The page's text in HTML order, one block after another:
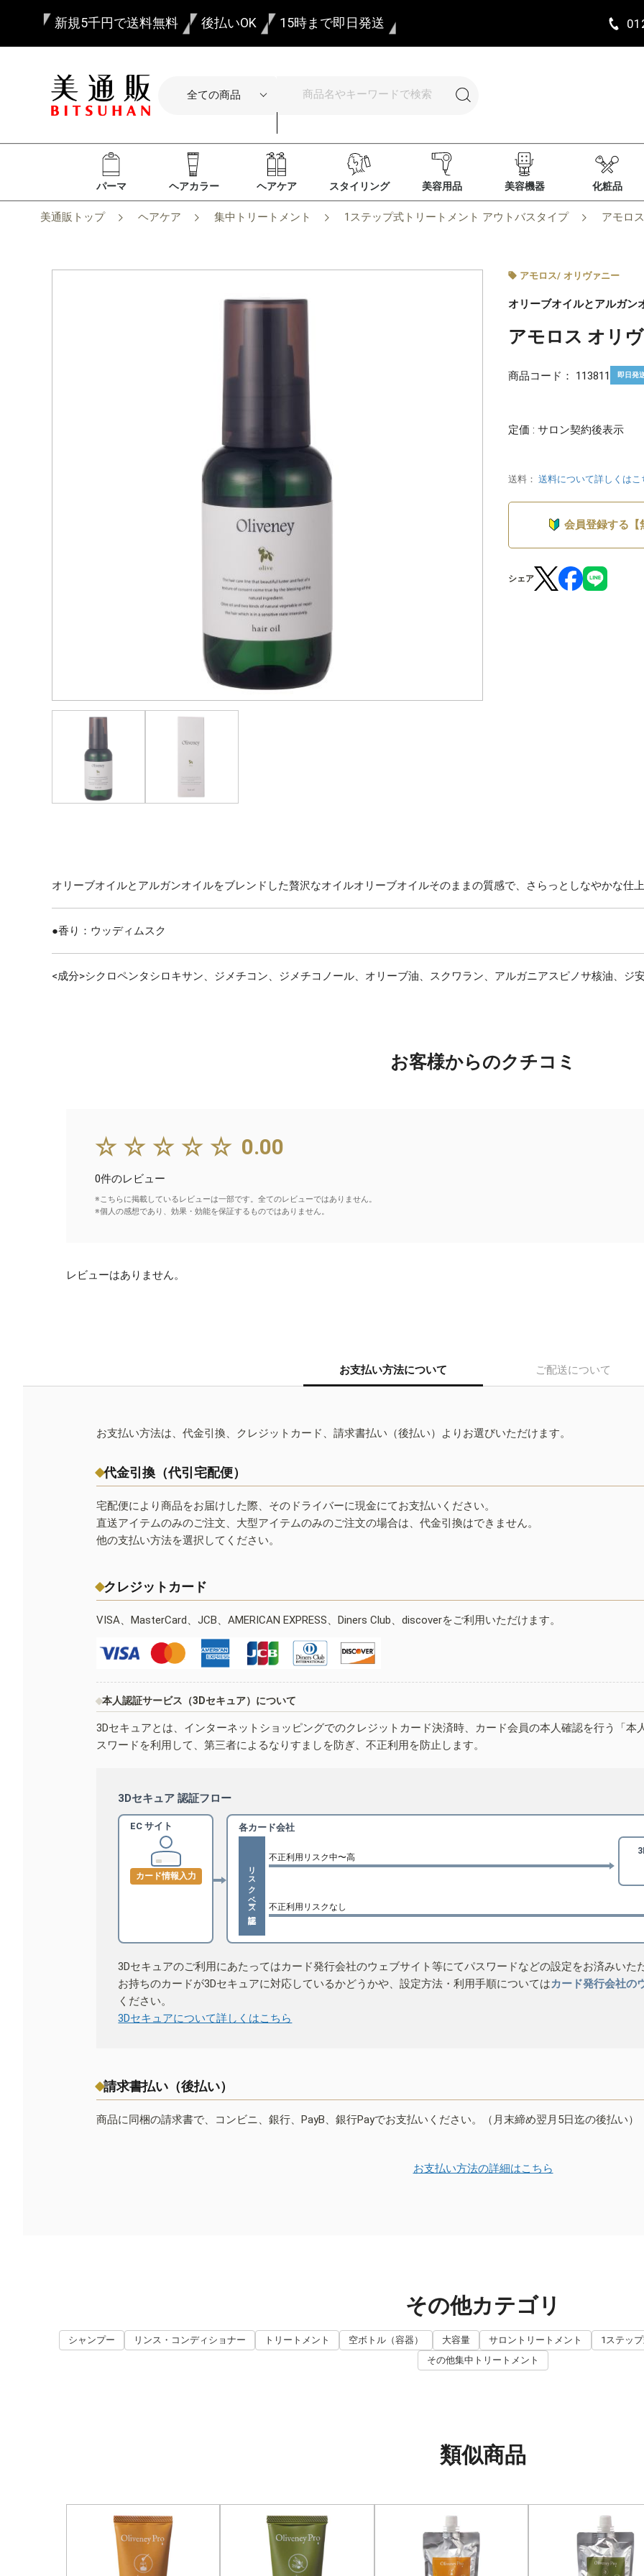
新規5千円で送料無料 後払いOK 15時まで即日発送
パーマ ヘアカラー ヘアケア スタイリング 美容用品 美容機器 化粧品
美通販トップ ヘアケア 集中トリートメント 1ステップ式トリートメント アウトバスタイプ アモロ
アモロス/ オリヴァニー
オリーブオイルとアルガン
アモロス オリ
商品コード： 113811 即日発
定価 : サロン契約後表示
送料： 送料について詳しくはこ
会員登録する【
シェア
オリーブオイルとアルガンオイルをブレンドした贅沢なオイルオリーブオイルそのままの質感で、さらっとしなやかな仕
●香り：ウッディムスク
<成分>シクロペンタシロキサン、ジメチコン、ジメチコノール、オリーブ油、スクワラン、アルガニアスピノサ核油、ジ
お客様からのクチコミ
☆☆☆☆☆ 0.00
0件のレビュー
※こちらに掲載しているレビューは一部です。全てのレビューではありません。
※個人の感想であり、効果・効能を保証するものではありません。
レビューはありません。
お支払い方法について ご配送について
お支払い方法は、代金引換、クレジットカード、請求書払い（後払い）よりお選びいただけます。
代金引換（代引宅配便）
宅配便により商品をお届けした際、そのドライバーに現金にてお支払いください。
直送アイテムのみのご注文、大型アイテムのみのご注文の場合は、代金引換はできません。
他の支払い方法を選択してください。
クレジットカード
VISA、MasterCard、JCB、AMERICAN EXPRESS、Diners Club、discoverをご利用いただけます。
本人認証サービス（3Dセキュア）について
3Dセキュアとは、インターネットショッピングでのクレジットカード決済時、カード会員の本人確認を行う「
スワードを利用して、第三者によるなりすましを防ぎ、不正利用を防止します。
3Dセキュア 認証フロー
EC サイト
カード情報入力
各カード会社
リスクベース認証
不正利用リスク中〜高
不正利用リスクなし
3Dセキュアのご利用にあたってはカード発行会社のウェブサイト等にてパスワードなどの設定をお済みいた
お持ちのカードが3Dセキュアに対応しているかどうかや、設定方法・利用手順についてはカード発行会社の
ください。
3Dセキュアについて詳しくはこちら
請求書払い（後払い）
商品に同梱の請求書で、コンビニ、銀行、PayB、銀行Payでお支払いください。（月末締め翌月5日迄の後払い）
お支払い方法の詳細はこちら
その他カテゴリ
シャンプー リンス・コンディショナー トリートメント 空ボトル（容器） 大容量 サロントリートメント
1ステッ
その他集中トリートメント
類似商品